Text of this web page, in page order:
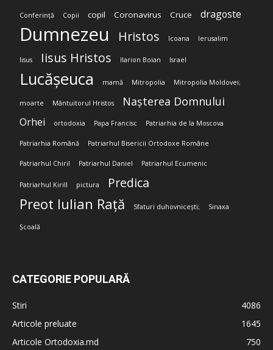
Conferință Copii copil Coronavirus Cruce dragoste
Dumnezeu Hristos Icoana Ierusalim
Iisus Iisus Hristos Ilarion Boian Israel
Lucășeuca mamă Mitropolia Mitropolia Moldovei;
moarte Mântuitorul Hristos Nașterea Domnului
Orhei ortodoxia Papa Francisc Patriarhia de la Moscova
Patriarhia Română Patriarhul Bisericii Ortodoxe Române
Patriarhul Chiril Patriarhul Daniel Patriarhul Ecumenic
Patriarhul Kirill pictura Predica
Preot Iulian Rață Sfaturi duhovnicești; Sinaxa
Școală
CATEGORIE POPULARĂ
Stiri
4086
Articole preluate
1645
Articole Ortodoxia.md
750